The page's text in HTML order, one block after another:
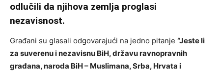
odlučili da njihova zemlja proglasi
nezavisnost.
Građani su glasali odgovarajući na jedno pitanje “Jeste li
za suverenu i nezavisnu BiH, državu ravnopravnih
građana, naroda BiH – Muslimana, Srba, Hrvata i